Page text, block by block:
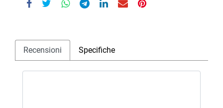
Recensioni Specifiche